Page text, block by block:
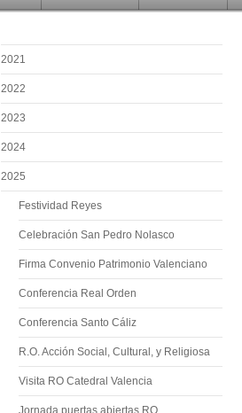
2021
2022
2023
2024
2025
Festividad Reyes
Celebración San Pedro Nolasco
Firma Convenio Patrimonio Valenciano
Conferencia Real Orden
Conferencia Santo Cáliz
R.O. Acción Social, Cultural, y Religiosa
Visita RO Catedral Valencia
Jornada puertas abiertas RO